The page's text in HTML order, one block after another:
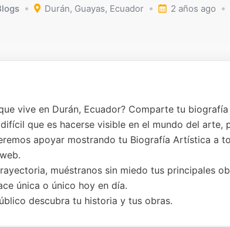
Durán, Guayas, Ecuador 2 años ago
vive en Durán, Ecuador? Comparte tu
que es hacerse visible en el mundo del arte,
apoyar mostrando tu Biografía Artística a
muéstranos sin miedo tus principales
única o único hoy en día.
descubra tu historia y tus obras.